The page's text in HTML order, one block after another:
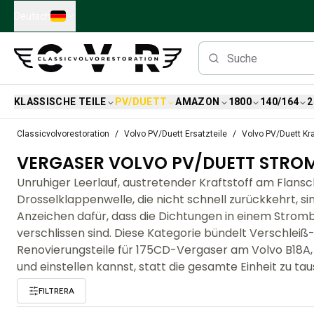
Skip to main content
KLASSISCHE TEILE PV/DUETT AMAZON 1800 140/164
Volvo PV/Duett Ersatzteile
Volvo PV/Duett-Bremsanlage
Volvo PV/Duett Kraftstoff-/Auspuffanlage
Volvo PV/Duett Elektrische Ausrüstung
Volvo PV/Duett Vorderradaufhängung
Volvo PV/Duett InnenausstattungsErsatzteile
PV/Duett Karosserie
Volvo PV/Duett Getriebe/Hinterradaufhängung
Volvo PV/Duett Kühlsystem
Volvo PV/Duett-MotorenErsatzteile
Classicvolvorestoration Volvo PV/Duett Ersatzteile Volvo PV/Duett
VERGASER VOLVO PV/DUETT
Unruhiger Leerlauf, austretender Kraftstoff am
Drosselklappenwelle, die nicht schnell zurückkehrt,
Anzeichen dafür, dass die Dichtungen in einem
verschlissen sind. Diese Kategorie bündelt
Renovierungsteile für 175CD-Vergaser am Volvo
und einstellen kannst, statt die gesamte Einheit zu
FILTRERA